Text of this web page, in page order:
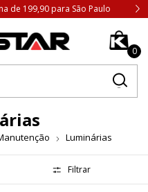
de 199,90 para São Paulo
0
Luminárias
Filtrar